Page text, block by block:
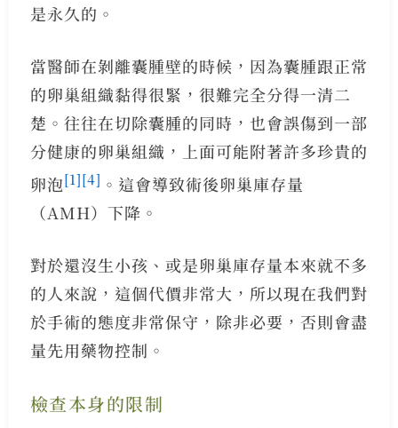
是永久的。
當醫師在剝離囊腫壁的時候，因為囊腫跟正常
的卵巢組織黏得很緊，很難完全分得一清二
楚。往往在切除囊腫的同時，也會誤傷到一部
分健康的卵巢組織，上面可能附著許多珍貴的
卵泡[1][4] 。這會導致術後卵巢庫存量
（AMH）下降。
對於還沒生小孩、或是卵巢庫存量本來就不多
的人來說，這個代價非常大，所以現在我們對
於手術的態度非常保守，除非必要，否則會盡
量先用藥物控制。
檢查本身的限制